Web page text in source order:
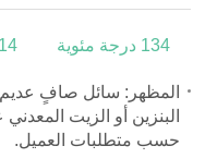
134 درجة مئوية 114
المظهر: سائل صافٍ
حسب متطلبات العميل.